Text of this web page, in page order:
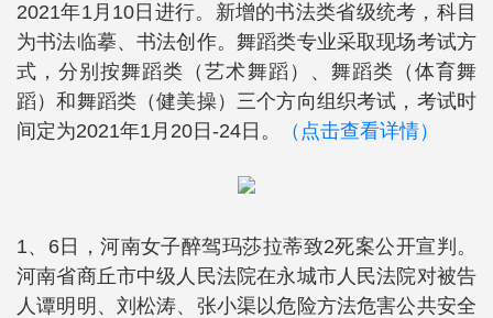
2021年1月10日进行。新增的书法类省级统考，科目
为书法临摹、书法创作。舞蹈类专业采取现场考试方
式，分别按舞蹈类（艺术舞蹈）、舞蹈类（体育舞
蹈）和舞蹈类（健美操）三个方向组织考试，考试时
间定为2021年1月20日-24日。
（点击查看详情）
1、6日，河南女子醉驾玛莎拉蒂致2死案公开宣判。
河南省商丘市中级人民法院在永城市人民法院对被告
人谭明明、刘松涛、张小渠以危险方法危害公共安全